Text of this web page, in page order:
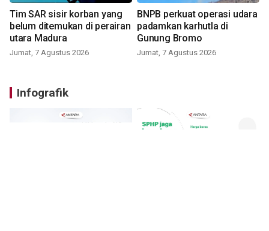
Tim SAR sisir korban yang
belum ditemukan di perairan
utara Madura
Jumat, 7 Agustus 2026
BNPB perkuat operasi udara
padamkan karhutla di
Gunung Bromo
Jumat, 7 Agustus 2026
Infografik